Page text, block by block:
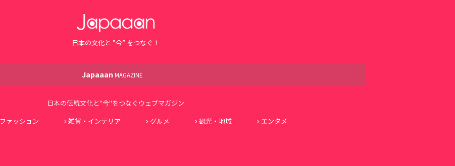
日本の文化と ”今” をつなぐ！
Japaaan MAGAZINE
日本の伝統文化と"今"をつなぐウェブマガジン
ファッション 雑貨・インテリア グルメ 観光・地域
エンタメ